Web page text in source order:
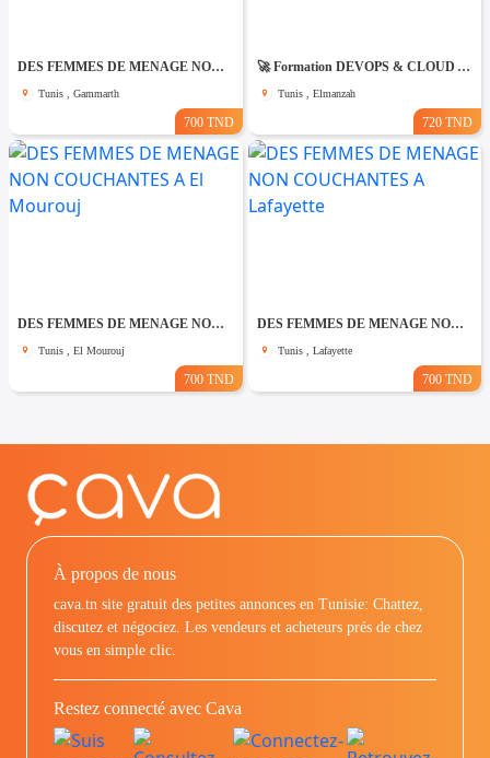
DES FEMMES DE MENAGE NON COUCHANTES A Gmmarth
Tunis , Gammarth
700 TND
🚀 Formation DEVOPS & CLOUD AZURE AZ-900
Tunis , Elmanzah
720 TND
DES FEMMES DE MENAGE NON COUCHANTES A El Mourouj
Tunis , El Mourouj
700 TND
DES FEMMES DE MENAGE NON COUCHANTES A Lafayette
Tunis , Lafayette
700 TND
À propos de nous
cava.tn site gratuit des petites annonces en Tunisie: Chattez,
discutez et négociez. Les vendeurs et acheteurs prés de chez
vous en simple clic.
Restez connecté avec Cava